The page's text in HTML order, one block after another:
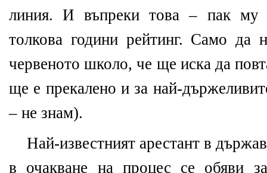
линия. И въпреки това – пак му
толкова години рейтинг. Само да
червеното школо, че ще иска да
ще е прекалено и за най-
– не знам).
Най-известният арестант в
в очакване на процес се обяви